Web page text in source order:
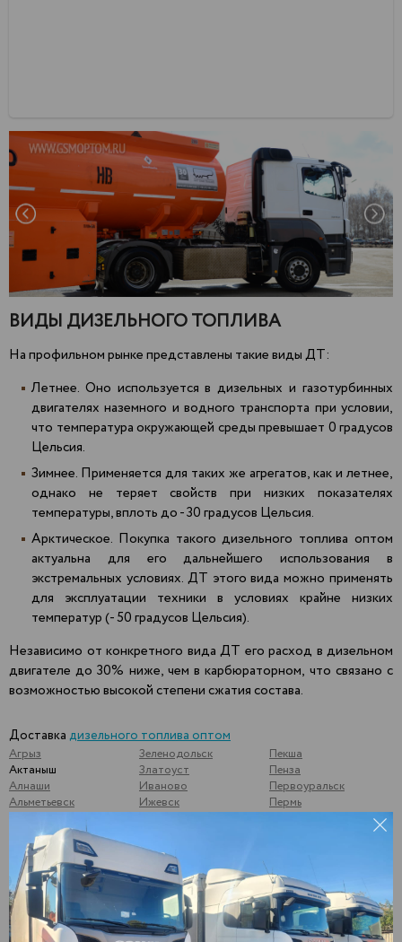
ВИДЫ ДИЗЕЛЬНОГО ТОПЛИВА
На профильном рынке представлены такие виды ДТ:
Летнее. Оно используется в дизельных и газотурбинных
двигателях наземного и водного транспорта при условии,
что температура окружающей среды превышает 0 градусов
Цельсия.
Зимнее. Применяется для таких же агрегатов, как и летнее,
однако не теряет свойств при низких показателях
температуры, вплоть до - 30 градусов Цельсия.
Арктическое. Покупка такого дизельного топлива оптом
актуальна для его дальнейшего использования в
экстремальных условиях. ДТ этого вида можно применять
для эксплуатации техники в условиях крайне низких
температур (- 50 градусов Цельсия).
Независимо от конкретного вида ДТ его расход в дизельном
двигателе до 30% ниже, чем в карбюраторном, что связано с
возможностью высокой степени сжатия состава.
Доставка дизельного топлива оптом
Агрыз
Актаныш
Алнаши
Альметьевск
Арзамас
Арск
Арти
Архангельск
Аша
Бавлы
Бакуры
Зеленодольск
Златоуст
Иваново
Ижевск
Калининск
Калуга
Камышлов
Катайск
Кемь
Киржач
Пекша
Пенза
Первоуральск
Пермь
Полевской
Почеп
Починки
Псков